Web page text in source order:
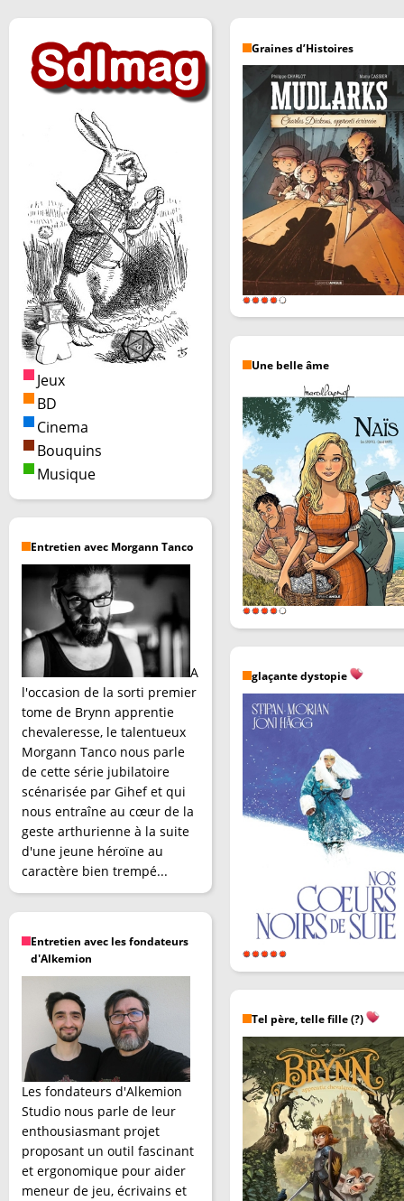
Jeux
BD
Cinema
Bouquins
Musique
Entretien avec Morgann Tanco
A
l'occasion de la sorti premier
tome de Brynn apprentie
chevaleresse, le talentueux
Morgann Tanco nous parle
de cette série jubilatoire
scénarisée par Gihef et qui
nous entraîne au cœur de la
geste arthurienne à la suite
d'une jeune héroïne au
caractère bien trempé...
Entretien avec les fondateurs
d'Alkemion
Les fondateurs d'Alkemion
Studio nous parle de leur
enthousiasmant projet
proposant un outil fascinant
et ergonomique pour aider
meneur de jeu, écrivains et
Graines d’Histoires
Une belle âme
glaçante dystopie
Tel père, telle fille (?)